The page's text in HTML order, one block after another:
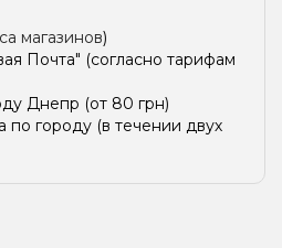
магазинов)
Почта" (согласно тарифам
Днепр (от 80 грн)
по городу (в течении двух